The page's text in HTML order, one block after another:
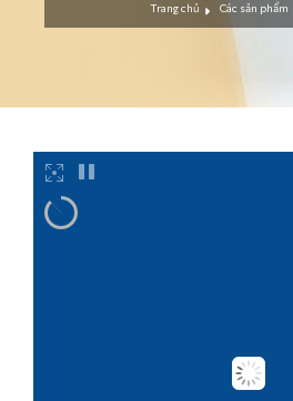
Trang chủ Các sản phẩm